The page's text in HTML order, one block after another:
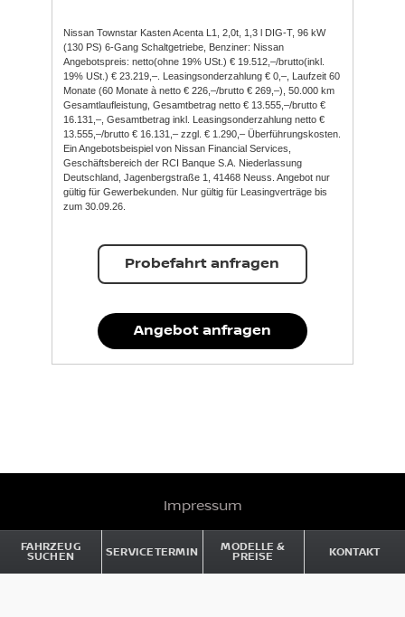
Nissan Townstar Kasten Acenta L1, 2,0t, 1,3 l DIG-T, 96 kW
(130 PS) 6-Gang Schaltgetriebe, Benziner: Nissan
Angebotspreis: netto(ohne 19% USt.) € 19.512,–/brutto(inkl.
19% USt.) € 23.219,–. Leasingsonderzahlung € 0,–, Laufzeit 60
Monate (60 Monate à netto € 226,–/brutto € 269,–), 50.000 km
Gesamtlaufleistung, Gesamtbetrag netto € 13.555,–/brutto €
16.131,–, Gesamtbetrag inkl. Leasingsonderzahlung netto €
13.555,–/brutto € 16.131,– zzgl. € 1.290,– Überführungskosten.
Ein Angebotsbeispiel von Nissan Financial Services,
Geschäftsbereich der RCI Banque S.A. Niederlassung
Deutschland, Jagenbergstraße 1, 41468 Neuss. Angebot nur
gültig für Gewerbekunden. Nur gültig für Leasingverträge bis
zum 30.09.26.
Angebot anfragen
Probefahrt anfragen
FAHRZEUG
SUCHEN SERVICETERMIN MODELLE &
PREISE KONTAKT
Impressum
Datenschutz und Cookies
Rechtliche Hinweise